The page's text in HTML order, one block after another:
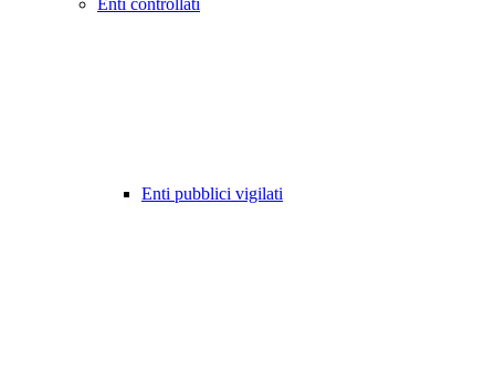
Enti controllati
Enti pubblici vigilati